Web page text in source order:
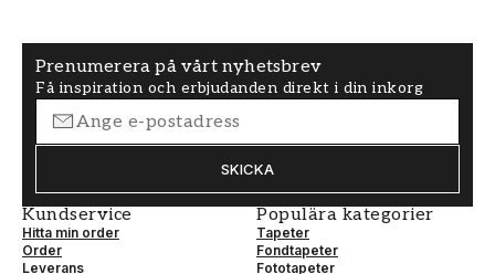
Prenumerera på vårt nyhetsbrev
Få inspiration och erbjudanden direkt i din inkorg
SKICKA
Kundservice
Hitta min order
Order
Leverans
Populära kategorier
Tapeter
Fondtapeter
Fototapeter